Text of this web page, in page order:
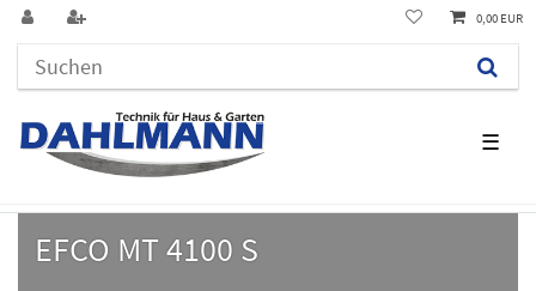
☰
0,00 EUR
EFCO MT 4100 S